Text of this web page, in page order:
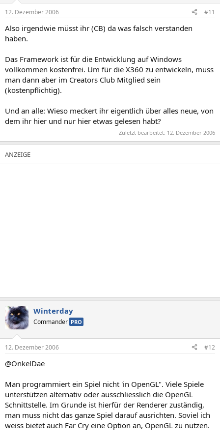
12. Dezember 2006 #11
Also irgendwie müsst ihr (CB) da was falsch verstanden
haben.
Das Framework ist für die Entwicklung auf Windows
vollkommen kostenfrei. Um für die X360 zu entwickeln, muss
man dann aber im Creators Club Mitglied sein
(kostenpflichtig).
Und an alle: Wieso meckert ihr eigentlich über alles neue, von
dem ihr hier und nur hier etwas gelesen habt?
Zuletzt bearbeitet: 12. Dezember 2006
Winterday
Commander PRO
12. Dezember 2006 #12
@OnkelDae
Man programmiert ein Spiel nicht 'in OpenGL". Viele Spiele
unterstützen alternativ oder ausschliesslich die OpenGL
Schnittstelle. Im Grunde ist hierfür der Renderer zuständig,
man muss nicht das ganze Spiel darauf ausrichten. Soviel ich
weiss bietet auch Far Cry eine Option an, OpenGL zu nutzen.